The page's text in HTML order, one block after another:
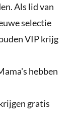
Als lid van
selectie
VIP krijg
hebben
gratis